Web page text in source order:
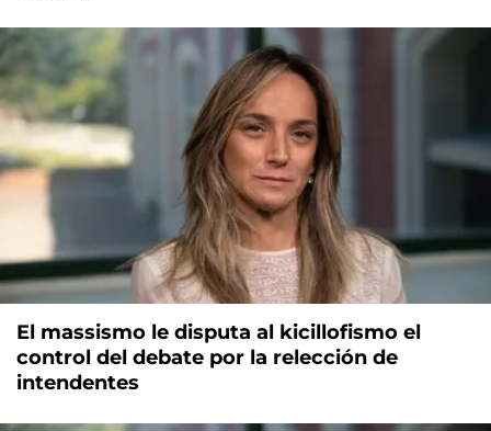
El massismo le disputa al kicillofismo el
control del debate por la relección de
intendentes